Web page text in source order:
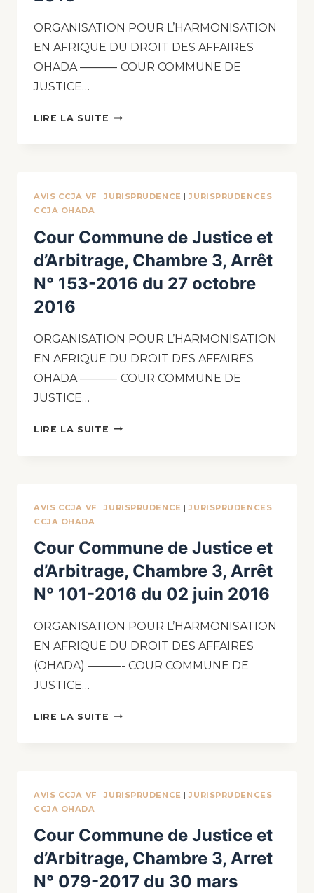
ORGANISATION POUR L’HARMONISATION
EN AFRIQUE DU DROIT DES AFFAIRES
OHADA ———- COUR COMMUNE DE
JUSTICE…
LIRE LA SUITE
AVIS CCJA VF |JURISPRUDENCE |JURISPRUDENCES
CCJA OHADA
Cour Commune de Justice et
d’Arbitrage, Chambre 3, Arrêt
N° 153-2016 du 27 octobre
2016
ORGANISATION POUR L’HARMONISATION
EN AFRIQUE DU DROIT DES AFFAIRES
OHADA ———- COUR COMMUNE DE
JUSTICE…
LIRE LA SUITE
AVIS CCJA VF |JURISPRUDENCE |JURISPRUDENCES
CCJA OHADA
Cour Commune de Justice et
d’Arbitrage, Chambre 3, Arrêt
N° 101-2016 du 02 juin 2016
ORGANISATION POUR L’HARMONISATION
EN AFRIQUE DU DROIT DES AFFAIRES
(OHADA) ———- COUR COMMUNE DE
JUSTICE…
LIRE LA SUITE
AVIS CCJA VF |JURISPRUDENCE |JURISPRUDENCES
CCJA OHADA
Cour Commune de Justice et
d’Arbitrage, Chambre 3, Arret
N° 079-2017 du 30 mars